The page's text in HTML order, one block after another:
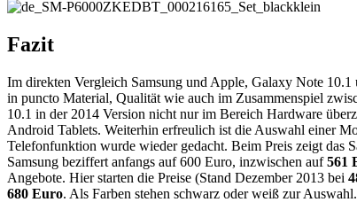
Fazit
Im direkten Vergleich Samsung und Apple, Galaxy Note
in puncto Material, Qualität wie auch im Zusammenspiel
10.1 in der 2014 Version nicht nur im Bereich Hardware
Android Tablets. Weiterhin erfreulich ist die Auswahl einer
Telefonfunktion wurde wieder gedacht. Beim Preis zeigt das
Samsung beziffert anfangs auf 600 Euro, inzwischen auf561
Angebote. Hier starten die Preise (Stand Dezember 2013 bei
680 Euro. Als Farben stehen schwarz oder weiß zur Auswahl.